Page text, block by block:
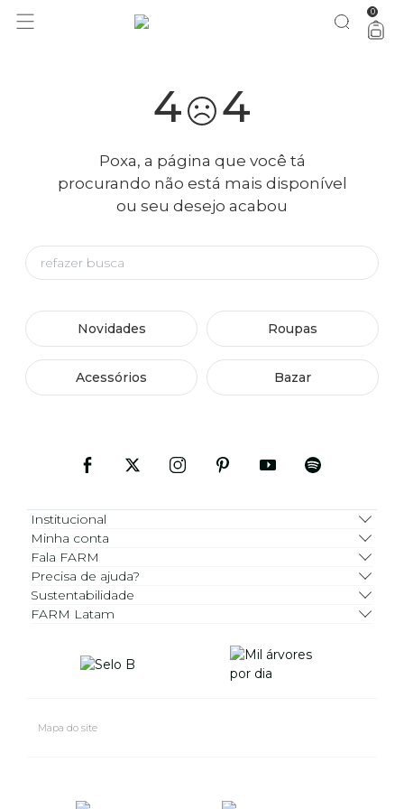
0
4 4
Poxa, a página que você tá
procurando não está mais disponível
ou seu desejo acabou
Novidades Roupas
Acessórios Bazar
Institucional
Minha conta
Fala FARM
Precisa de ajuda?
Sustentabilidade
FARM Latam
Mapa do site